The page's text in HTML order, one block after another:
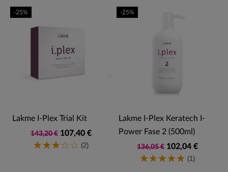
Lakme I-Plex Trial Kit
143,20 € 107,40 €
(2)
-25%
Lakme I-Plex Keratech I-
Power Fase 2 (500ml)
136,05 € 102,04 €
(1)
-25%